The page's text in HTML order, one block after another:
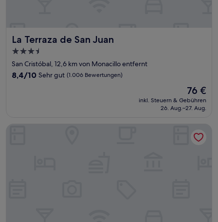
La Terraza de San Juan
La Terraza de San Juan
3.5-
Sterne-
Unterkunft
San Cristóbal, 12,6 km von Monacillo entfernt
8.4
Bewertungen)
8,4/10 Sehr gut (1.006 Bewertungen)
Der
Preis
beträgt
76 €
inkl. Steuern & Gebühren
26. Aug.–27. Aug.